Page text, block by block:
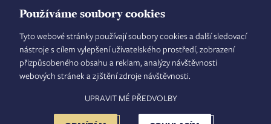
Používáme soubory cookies
Tyto webové stránky používají soubory cookies a další sledovací
nástroje s cílem vylepšení uživatelského prostředí, zobrazení
přizpůsobeného obsahu a reklam, analýzy návštěvnosti
webových stránek a zjištění zdroje návštěvnosti.
UPRAVIT MÉ PŘEDVOLBY
Velké náměstí 35/44
500 03 Hradec Králové
tel.: +420 495 063 611
IČO: 00 44 51 34
DIČ: CZ 00 44 51 34
Číslo účtu: 1006010044/5500
FOOTER
TISKOVÝ MLUVČÍ INTRANET MAPA STRÁNEK
NASTAVENÍ COOKIES